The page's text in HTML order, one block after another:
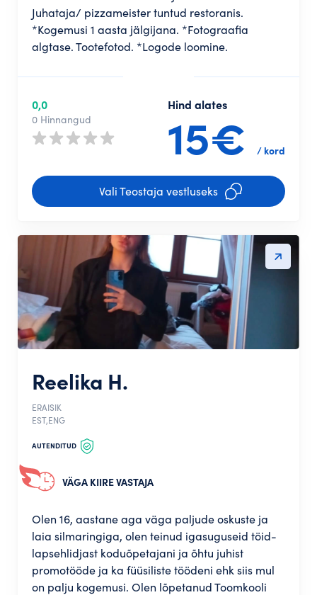
Juhataja/ pizzameister tuntud restoranis.
*Kogemusi 1 aasta jälgijana. *Fotograafia
algtase. Tootefotod. *Logode loomine.
Vali Teostaja vestluseks
Hind alates
15€ / kord
0,0
0 Hinnangud
Reelika H.
ERAISIK
EST,ENG
AUTENDITUD
VÄGA KIIRE VASTAJA
Olen 16, aastane aga väga paljude oskuste ja
laia silmaringiga, olen teinud igasuguseid töid-
lapsehlidjast koduõpetajani ja õhtu juhist
promotööde ja ka füüsiliste töödeni ehk siis mul
on palju kogemusi. Olen lõpetanud Toomkooli